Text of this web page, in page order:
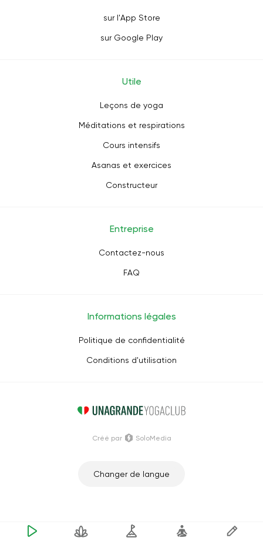
sur l'App Store
sur Google Play
Utile
Leçons de yoga
Méditations et respirations
Cours intensifs
Asanas et exercices
Constructeur
Entreprise
Contactez-nous
FAQ
Informations légales
Politique de confidentialité
Conditions d'utilisation
Changer de langue
Créé par SoloMedia